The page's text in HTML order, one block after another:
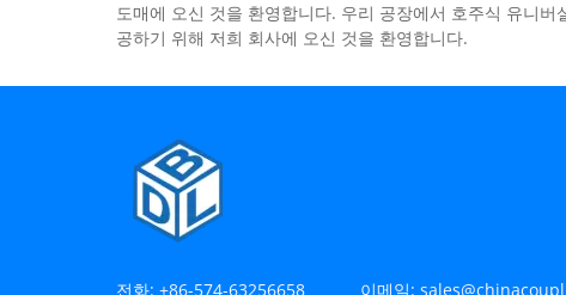
도매에 오신 것을 환영합니다. 우리 공장에서 호주식 유니
공하기 위해 저희 회사에 오신 것을 환영합니다.
전화: +86-574-63256658 이메일: